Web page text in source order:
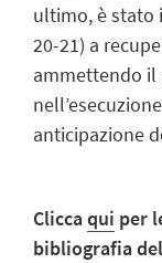
ultimo, è stato
20-21) a
ammettendo
anticipazione
Cliccaqui per
bibliografia